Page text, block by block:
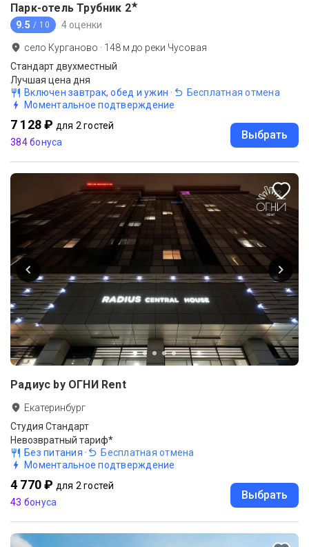
Парк-отель Трубник 2★
9.5 / 10 4 оценки
село Курганово · 148 м до реки Чусовая
Стандарт двухместный
Лучшая цена дня
Включен завтрак, обед и ужин ·
Бесплатная отмена
Моментальное подтверждение
7 128 ₽ для 2 гостей
384 бонуса
Выбрать
Радиус by ОГНИ Rent
Екатеринбург
Студия Стандарт
Невозвратный тариф*
Без питания ·
Бесплатная отмена
Моментальное подтверждение
4 770 ₽ для 2 гостей
43 бонуса
Выбрать